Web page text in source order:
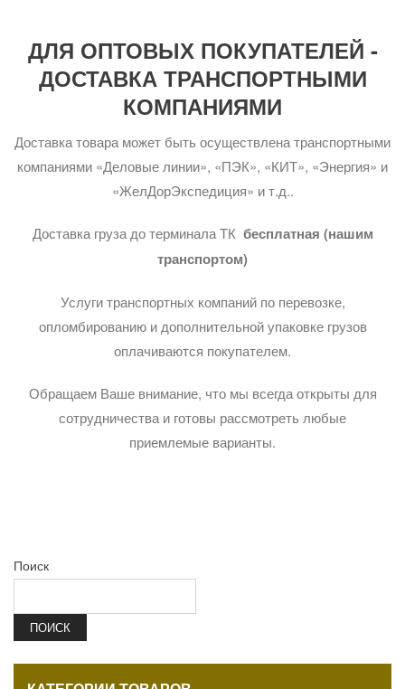
ДЛЯ ОПТОВЫХ ПОКУПАТЕЛЕЙ -
ДОСТАВКА ТРАНСПОРТНЫМИ
КОМПАНИЯМИ
Доставка товара может быть осуществлена транспортными
компаниями «Деловые линии», «ПЭК», «КИТ», «Энергия» и
«ЖелДорЭкспедиция» и т.д..
Доставка груза до терминала ТК бесплатная (нашим
транспортом)
Услуги транспортных компаний по перевозке,
опломбированию и дополнительной упаковке грузов
оплачиваются покупателем.
Обращаем Ваше внимание, что мы всегда открыты для
сотрудничества и готовы рассмотреть любые
приемлемые варианты.
Поиск
ПОИСК